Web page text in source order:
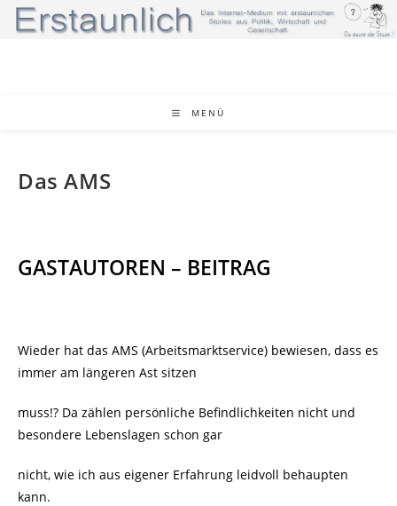
Zum
Inhalt
MENÜ
Das AMS
GASTAUTOREN – BEITRAG
Wieder hat das AMS (Arbeitsmarktservice) bewiesen, dass es
immer am längeren Ast sitzen
muss!? Da zählen persönliche Befindlichkeiten nicht und
besondere Lebenslagen schon gar
nicht, wie ich aus eigener Erfahrung leidvoll behaupten
kann.